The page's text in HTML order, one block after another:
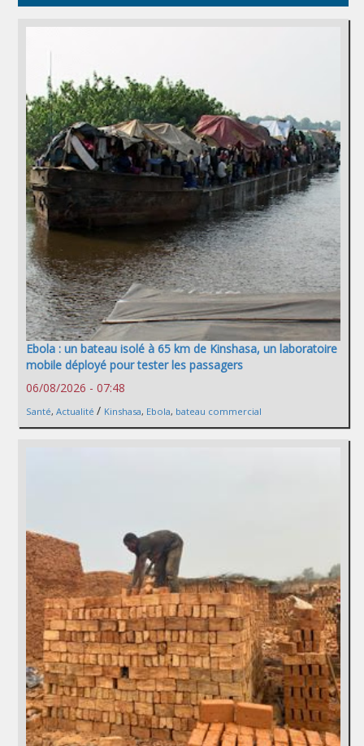
Ebola : un bateau isolé à 65 km de Kinshasa, un laboratoire
mobile déployé pour tester les passagers
06/08/2026 - 07:48
Santé, Actualité / Kinshasa, Ebola, bateau commercial